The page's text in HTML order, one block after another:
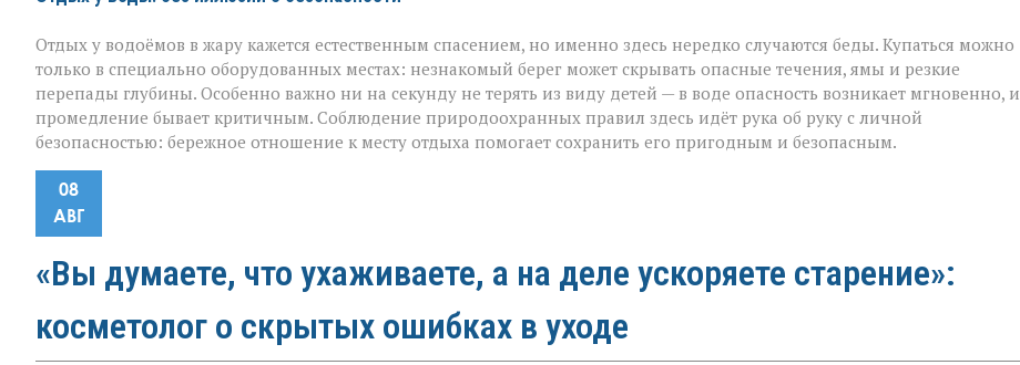
Отдых у водоёмов в жару кажется естественным спасением, но именно здесь нередко случаются беды. Купаться можно
только в специально оборудованных местах: незнакомый берег может скрывать опасные течения, ямы и резкие
перепады глубины. Особенно важно ни на секунду не терять из виду детей — в воде опасность возникает мгновенно, и
промедление бывает критичным. Соблюдение природоохранных правил здесь идёт рука об руку с личной
безопасностью: бережное отношение к месту отдыха помогает сохранить его пригодным и безопасным.
08
АВГ
«Вы думаете, что ухаживаете, а на деле ускоряете старение»:
косметолог о скрытых ошибках в уходе